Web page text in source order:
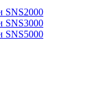
SNS2000
SNS3000
SNS5000